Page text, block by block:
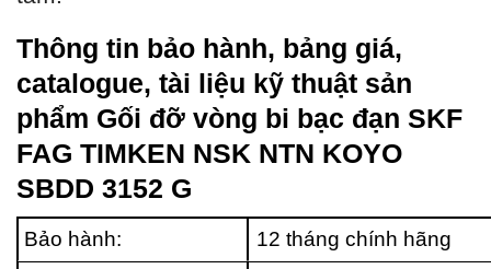
Thông tin bảo hành, bảng giá,
catalogue, tài liệu kỹ thuật sản
phẩm Gối đỡ vòng bi bạc đạn SKF
FAG TIMKEN NSK NTN KOYO
SBDD 3152 G
Bảo hành: 12 tháng chính hãng